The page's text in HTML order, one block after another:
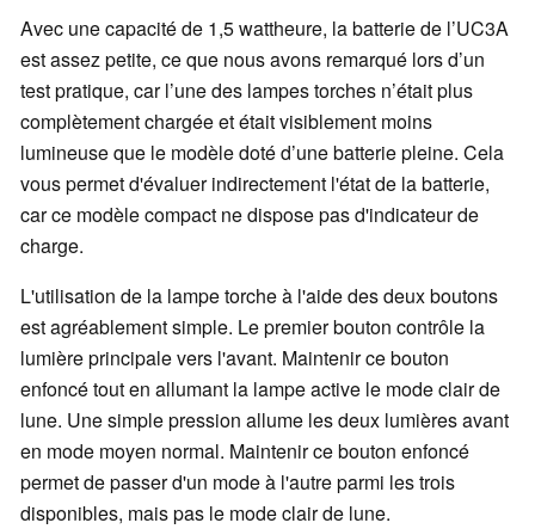
Avec une capacité de 1,5 wattheure, la batterie de l’UC3A
est assez petite, ce que nous avons remarqué lors d’un
test pratique, car l’une des lampes torches n’était plus
complètement chargée et était visiblement moins
lumineuse que le modèle doté d’une batterie pleine. Cela
vous permet d'évaluer indirectement l'état de la batterie,
car ce modèle compact ne dispose pas d'indicateur de
charge.
L'utilisation de la lampe torche à l'aide des deux boutons
est agréablement simple. Le premier bouton contrôle la
lumière principale vers l'avant. Maintenir ce bouton
enfoncé tout en allumant la lampe active le mode clair de
lune. Une simple pression allume les deux lumières avant
en mode moyen normal. Maintenir ce bouton enfoncé
permet de passer d'un mode à l'autre parmi les trois
disponibles, mais pas le mode clair de lune.